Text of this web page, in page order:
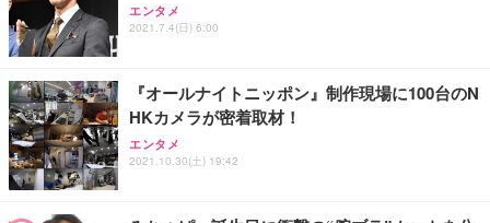
エンタメ
2021.7.4(日) 6:00
『オールナイトニッポン』制作現場に100台のN
HKカメラが密着取材！
エンタメ
2021.10.30(土) 19:42